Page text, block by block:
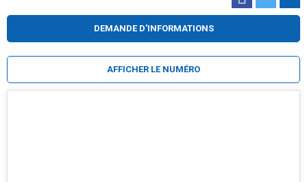
DEMANDE D'INFORMATIONS
AFFICHER LE NUMÉRO